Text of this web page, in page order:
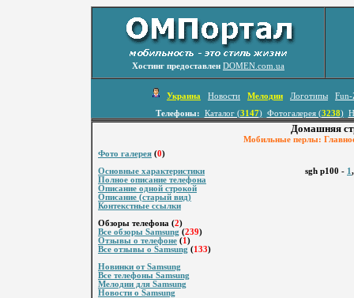
Хостинг предоставлен DOMEN.com.ua
Украина Новости Мелодии Логотипы
Fun-
Телефоны:
Каталог (3147) Фотогалерея (3238)
Домашняя
Мобильные перлы:
Фото галерея (0)
Основные характеристики
Полное описание телефона
Описание одной строкой
Описание (старый вид)
Контекстные ссылки
Обзоры телефона (2)
Все обзоры Samsung (239)
Отзывы о телефоне (1 )
Все отзывы о Samsung (133)
Новинки от Samsung
Все телефоны Samsung
Мелодии для Samsung
Новости о Samsung
sgh p100 - 1